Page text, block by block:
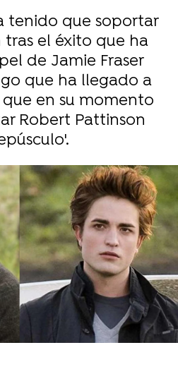
tenido que soportar
tras el éxito que ha
de Jamie Fraser
que ha llegado a
en su momento
Robert Pattinson
Ruedas
septiembre de 2021, 14:08
de 2021, 14:05